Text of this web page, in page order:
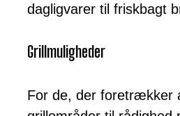
dagligvarer til friskbagt
Grillmuligheder
For de, der foretrækker